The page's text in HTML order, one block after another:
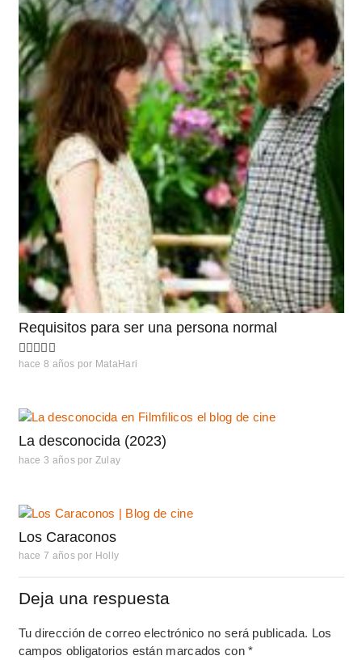
Requisitos para ser una persona normal
hace 8 años por MataHari
La desconocida (2023)
hace 3 años por Zulay
Los Caraconos
hace 7 años por Holly
Deja una respuesta
Tu dirección de correo electrónico no será publicada. Los
campos obligatorios están marcados con*